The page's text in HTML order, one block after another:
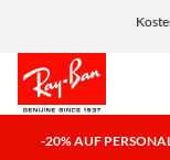
Wähle Klarna und
-20% AUF